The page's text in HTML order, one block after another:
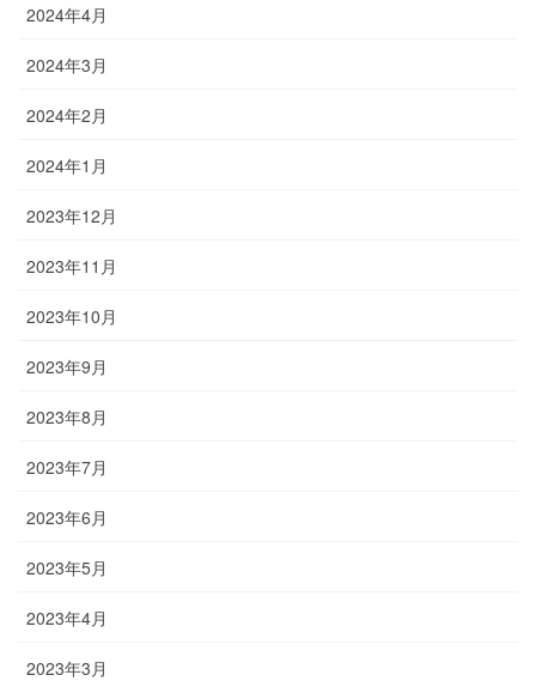
2024年4月
2024年3月
2024年2月
2024年1月
2023年12月
2023年11月
2023年10月
2023年9月
2023年8月
2023年7月
2023年6月
2023年5月
2023年4月
2023年3月